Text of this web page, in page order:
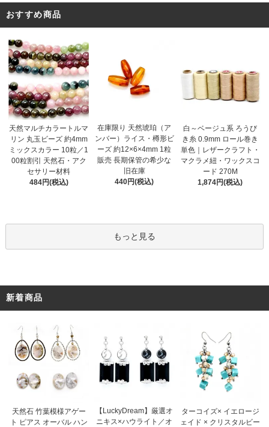
おすすめ商品
天然マルチカラートルマ
リン 丸玉ビーズ 約4mm
ミックスカラー 10粒／1
00粒割引 天然石・アク
セサリー材料
484円(税込)
在庫限り 天然琥珀（ア
ンバー）ライス・樽形ビ
ーズ 約12×6×4mm 1粒
販売 長期保管の希少な
旧在庫
440円(税込)
白～ベージュ系 ろうび
き糸 0.9mm ロール巻き
単色｜レザークラフト・
マクラメ紐・ワックスコ
ード 270M
1,874円(税込)
もっと見る
新着商品
天然石 竹葉模様アゲー
ト ピアス オーバル ハン
【LuckyDream】厳選オ
ニキス×ハウライト／オ
ターコイズ× イエロージ
ェイド × クリスタルビー